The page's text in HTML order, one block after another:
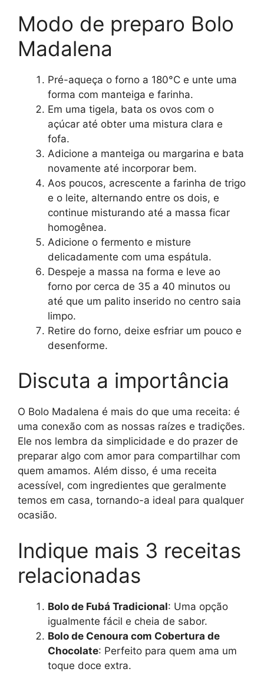
Modo de preparo Bolo
Madalena
Pré-aqueça o forno a 180°C e unte uma
forma com manteiga e farinha.
Em uma tigela, bata os ovos com o
açúcar até obter uma mistura clara e
fofa.
Adicione a manteiga ou margarina e bata
novamente até incorporar bem.
Aos poucos, acrescente a farinha de trigo
e o leite, alternando entre os dois, e
continue misturando até a massa ficar
homogênea.
Adicione o fermento e misture
delicadamente com uma espátula.
Despeje a massa na forma e leve ao
forno por cerca de 35 a 40 minutos ou
até que um palito inserido no centro saia
limpo.
Retire do forno, deixe esfriar um pouco e
desenforme.
Discuta a importância
O Bolo Madalena é mais do que uma receita: é
uma conexão com as nossas raízes e tradições.
Ele nos lembra da simplicidade e do prazer de
preparar algo com amor para compartilhar com
quem amamos. Além disso, é uma receita
acessível, com ingredientes que geralmente
temos em casa, tornando-a ideal para qualquer
ocasião.
Indique mais 3 receitas
relacionadas
Bolo de Fubá Tradicional: Uma opção
igualmente fácil e cheia de sabor.
Bolo de Cenoura com Cobertura de
Chocolate: Perfeito para quem ama um
toque doce extra.